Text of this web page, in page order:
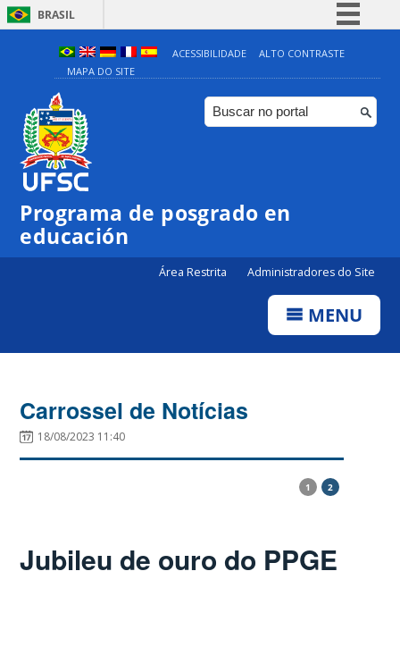
BRASIL
Simplifique!
Comunica BR
Participe
ACESSIBILIDADE
ALTO CONTRASTE
MAPA DO SITE
Programa de posgrado en
educación
Área Restrita Administradores do Site
MENU
Carrossel de Notícias
18/08/2023 11:40
1 2
Jubileu de ouro do PPGE